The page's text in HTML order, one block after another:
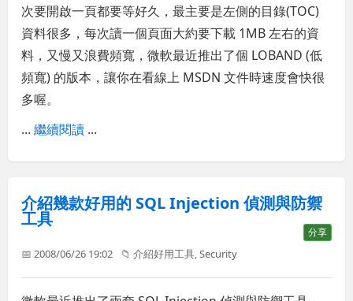
次要開啟一頁都要等好久，最主要是左側的目錄(TOC)
資料很多，每次讀一個頁面大約要下載 1MB 左右的資
料，又慢又浪費頻寬，微軟最近推出了個 LOBAND (低
頻寬) 的版本，讓你在看線上 MSDN 文件時速度會快很
多喔。
...繼續閱讀 ...
介紹幾款好用的 SQL Injection 偵測與防禦
工具
分享
📅 2008/06/26 19:02 📁介紹好用工具,Security